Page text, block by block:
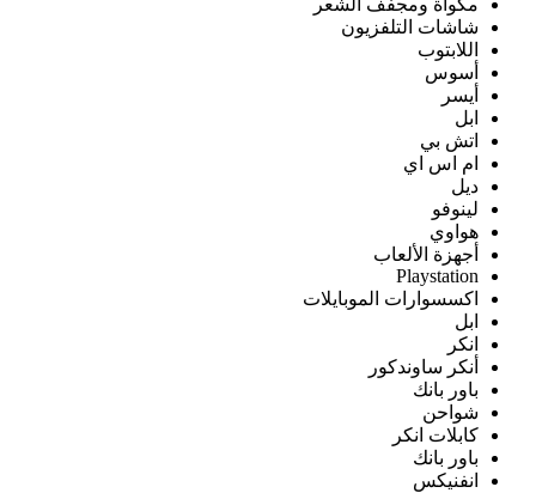
مكواة ومجفف الشعر
شاشات التلفزيون
اللابتوب
أسوس
أيسر
ابل
اتش بي
ام اس اي
ديل
لينوفو
هواوي
أجهزة الألعاب
Playstation
اكسسوارات الموبايلات
ابل
انكر
أنكر ساوندكور
باور بانك
شواحن
كابلات انكر
باور بانك
انفنيكس